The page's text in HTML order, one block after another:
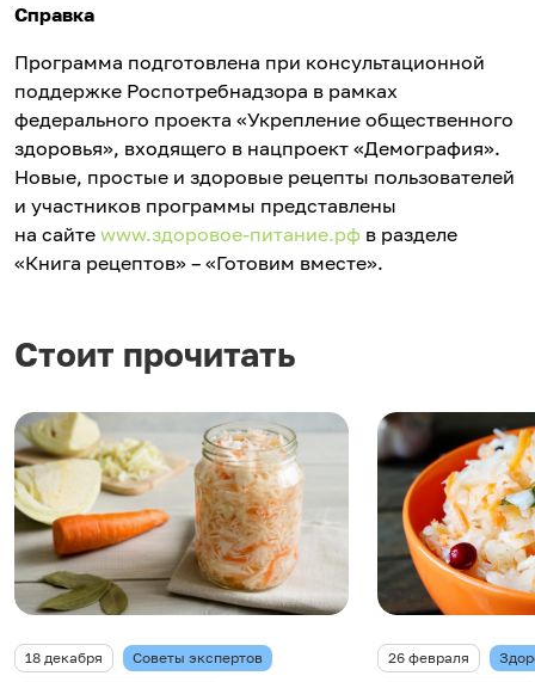
Справка
Программа подготовлена при консультационной
поддержке Роспотребнадзора в рамках
федерального проекта «Укрепление общественного
здоровья», входящего в нацпроект «Демография».
Новые, простые и здоровые рецепты пользователей
и участников программы представлены
на сайте www.здоровое-питание.рф в разделе
«Книга рецептов» – «Готовим вместе».
Стоит прочитать
18 декабря Советы экспертов 26 февраля